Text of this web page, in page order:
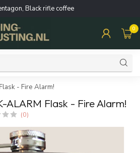
Black rifle coffee
0
- Fire Alarm!
ALARM Flask - Fire Alarm!
(0)